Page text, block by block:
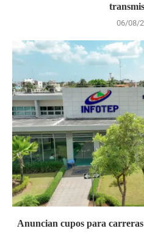
06/08/
Anuncian cupos para